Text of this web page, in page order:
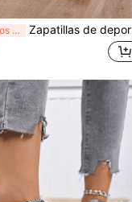
¡Últimos 3 días Zapatillas de deporte y viaje casuales de mujer con malla y cordones, suela gruesa, cómodas zapatillas de corte bajo y gruesas, adecuadas para primavera y otoño